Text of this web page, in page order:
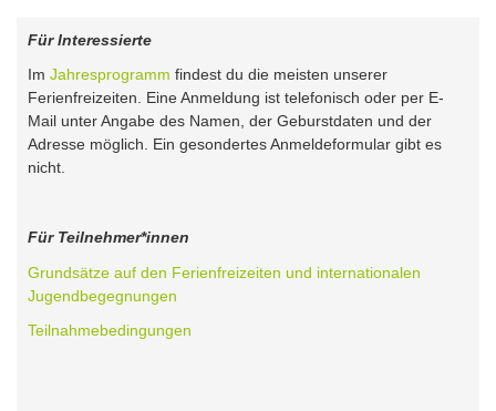
Für Interessierte
Im Jahresprogramm findest du die meisten unserer
Ferienfreizeiten. Eine Anmeldung ist telefonisch oder per E-
Mail unter Angabe des Namen, der Geburstdaten und der
Adresse möglich. Ein gesondertes Anmeldeformular gibt es
nicht.
Für Teilnehmer*innen
Grundsätze auf den Ferienfreizeiten und internationalen
Jugendbegegnungen
Teilnahmebedingungen